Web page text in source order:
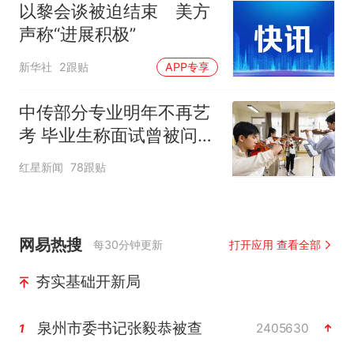
以黎会谈被迫结束 美方
声称“进展积极”
新华社 2跟贴 APP专享
中传部分专业明年不再艺
考 毕业生称面试曾被问
“如何策划晚会” 专家：遏
红星新闻 78跟贴
网易热搜 每30分钟更新 打开应用 查看全部
夯实基础开新局
1 泉州市委书记张毅恭被查 2405630